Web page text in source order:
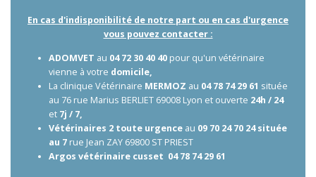
En cas d'indisponibilité de notre part ou en cas d'urgence
vous pouvez contacter :
ADOMVET au 04 72 30 40 40 pour qu'un vétérinaire
vienne à votre domicile,
La clinique Vétérinaire MERMOZ au 04 78 74 29 61 située
au 76 rue Marius BERLIET 69008 Lyon et ouverte 24h / 24
et 7j / 7,
Vétérinaires 2 toute urgence au 09 70 24 70 24 située
au 7 rue Jean ZAY 69800 ST PRIEST
Argos vétérinaire cusset 04 78 74 29 61